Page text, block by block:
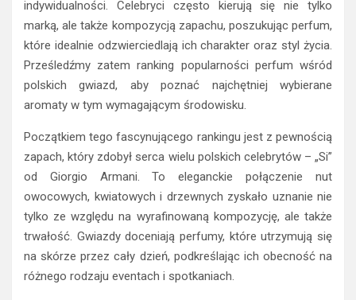
indywidualności. Celebryci często kierują się nie tylko
marką, ale także kompozycją zapachu, poszukując perfum,
które idealnie odzwierciedlają ich charakter oraz styl życia.
Prześledźmy zatem ranking popularności perfum wśród
polskich gwiazd, aby poznać najchętniej wybierane
aromaty w tym wymagającym środowisku.
Początkiem tego fascynującego rankingu jest z pewnością
zapach, który zdobył serca wielu polskich celebrytów – „Si”
od Giorgio Armani. To eleganckie połączenie nut
owocowych, kwiatowych i drzewnych zyskało uznanie nie
tylko ze względu na wyrafinowaną kompozycję, ale także
trwałość. Gwiazdy doceniają perfumy, które utrzymują się
na skórze przez cały dzień, podkreślając ich obecność na
różnego rodzaju eventach i spotkaniach.